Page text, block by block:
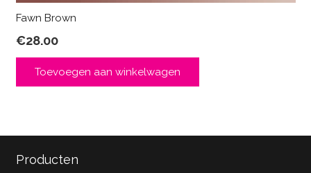
Fawn Brown
€28.00
Toevoegen aan winkelwagen
Producten